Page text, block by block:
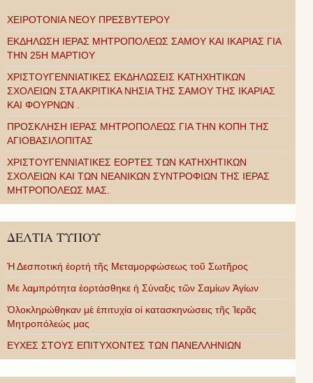
ΧΕΙΡΟΤΟΝΙΑ ΝΕΟΥ ΠΡΕΣΒΥΤΕΡΟΥ
ΕΚΔΗΛΩΣΗ ΙΕΡΑΣ ΜΗΤΡΟΠΟΛΕΩΣ ΣΑΜΟΥ ΚΑΙ ΙΚΑΡΙΑΣ ΓΙΑ
ΤΗΝ 25Η ΜΑΡΤΙΟΥ
ΧΡΙΣΤΟΥΓΕΝΝΙΑΤΙΚΕΣ ΕΚΔΗΛΩΣΕΙΣ ΚΑΤΗΧΗΤΙΚΩΝ
ΣΧΟΛΕΙΩΝ ΣΤΑ ΑΚΡΙΤΙΚΑ ΝΗΣΙΑ ΤΗΣ ΣΑΜΟΥ ΤΗΣ ΙΚΑΡΙΑΣ
ΚΑΙ ΦΟΥΡΝΩΝ .
ΠΡΟΣΚΛΗΣΗ ΙΕΡΑΣ ΜΗΤΡΟΠΟΛΕΩΣ ΓΙΑ ΤΗΝ ΚΟΠΗ ΤΗΣ
ΑΓΙΟΒΑΣΙΛΟΠΙΤΑΣ
ΧΡΙΣΤΟΥΓΕΝΝΙΑΤΙΚΕΣ ΕΟΡΤΕΣ ΤΩΝ ΚΑΤΗΧΗΤΙΚΩΝ
ΣΧΟΛΕΙΩΝ ΚΑΙ ΤΩΝ ΝΕΑΝΙΚΩΝ ΣΥΝΤΡΟΦΙΩΝ ΤΗΣ ΙΕΡΑΣ
ΜΗΤΡΟΠΟΛΕΩΣ ΜΑΣ.
ΔΕΛΤΙΑ ΤΥΠΟΥ
Ἡ Δεσποτική ἑορτή τῆς Μεταμορφώσεως τοῦ Σωτῆρος
Με λαμπρότητα ἑορτάσθηκε ἡ Σύναξις τῶν Σαμίων Ἁγίων
Ὁλοκληρώθηκαν μὲ ἐπιτυχία οἱ κατασκηνώσεις τῆς Ἱερᾶς
Μητροπόλεώς μας
ΕΥΧΕΣ ΣΤΟΥΣ ΕΠΙΤΥΧΟΝΤΕΣ ΤΩΝ ΠΑΝΕΛΛΗΝΙΩΝ